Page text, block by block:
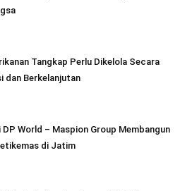
Tangkap Perlu Dikelola Secara
dan Berkelanjutan
DP World – Maspion Group Membangun
di Jatim